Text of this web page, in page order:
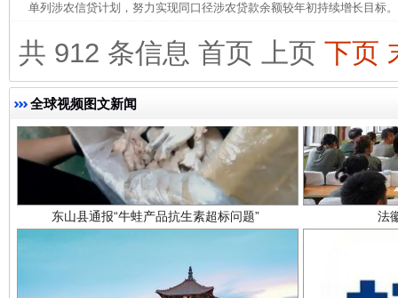
单列涉农信贷计划，努力实现同口径涉农贷款余额较年初持续增长目
共 912 条信息 首页 上页 下页
全球视频图文新闻
东山县通报“牛蛙产品抗生素超标问题” 法